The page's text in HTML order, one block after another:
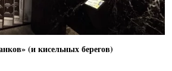
(и кисельных берегов)